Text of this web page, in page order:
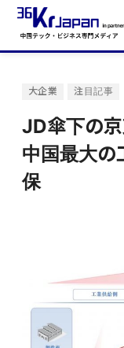
大企業 注目記事
JD傘下の
中国最大の
保